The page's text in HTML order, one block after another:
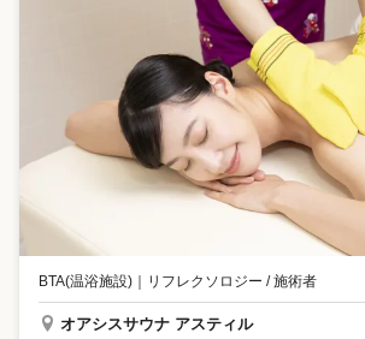
BTA(温浴施設) ｜ リフレクソロジー / 施術者
オアシスサウナ アスティル